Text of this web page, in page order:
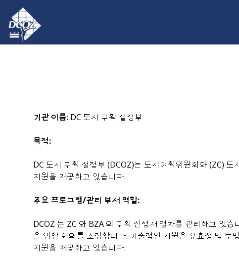
Skip to main content
기관 이름: DC 도시 구획 설정부
목적:
DC 도시 구획 설정부 (DCOZ)는 도시계획위원회와 (ZC)
지원을 제공하고 있습니다.
주요 프로그램/관리 부서 역할:
DCOZ 는 ZC 와 BZA 의 구획 신청서 절차를 관리하고 있
을 위한 회의를 소집합니다. 기술적인 지원은 유효성 및
지원을 제공하고 있습니다.